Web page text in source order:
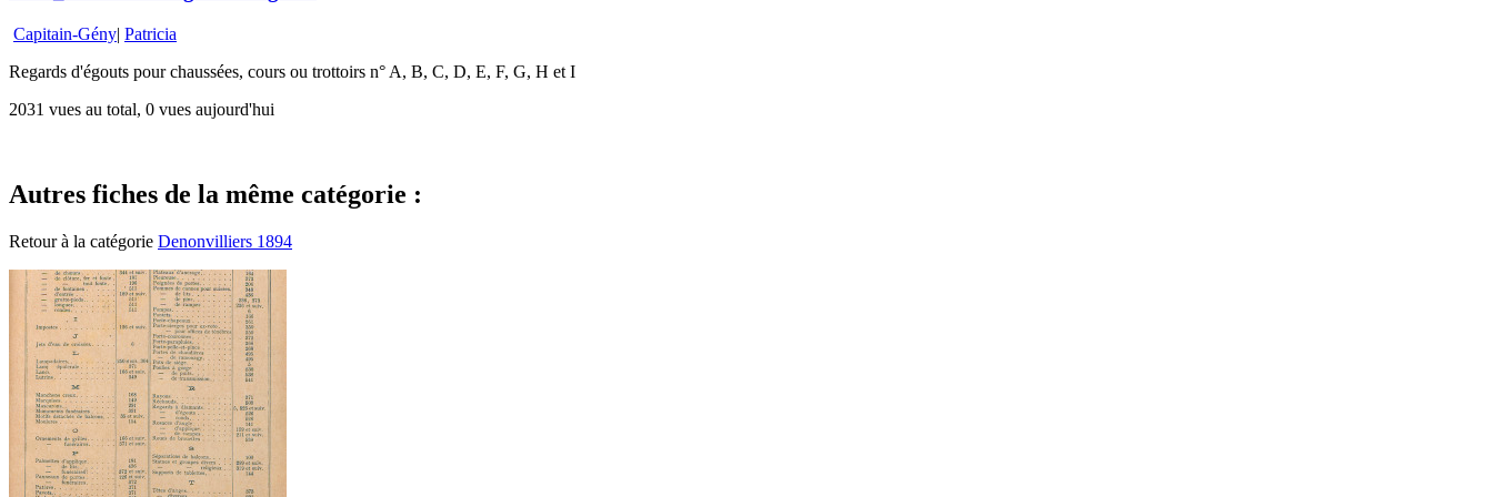
Capitain-Gény| Patricia
Regards d'égouts pour chaussées, cours ou trottoirs n° A, B, C, D, E, F, G, H et I
2031 vues au total, 0 vues aujourd'hui
Autres fiches de la même catégorie :
Retour à la catégorie Denonvilliers 1894